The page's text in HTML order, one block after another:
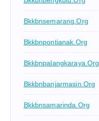
Bkkbnsemarang.org
Bkkbnpontianak.org
Bkkbnpalangkaraya.org
Bkkbnbanjarmasin.org
Bkkbnsamarinda.org